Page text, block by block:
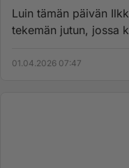
Luin tämän päivän
tekemän jutun, jossa kerrottiin, että Ähtärissä ajetaan
01.04.2026 07:47